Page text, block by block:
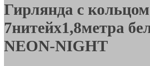
Гирлянда с кольцом
7нитейх1,8метра
NEON-NIGHT